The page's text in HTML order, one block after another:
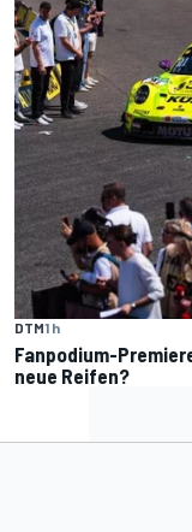
DTM1 h
Fanpodium-
neue Reifen?